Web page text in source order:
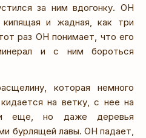
за ним вдогонку. ОН
и жадная, как три
раз ОН понимает, что его
и с ним бороться
которая немного
на ветку, с нее на
еще, но даже деревья
бурлящей лавы. ОН падает,